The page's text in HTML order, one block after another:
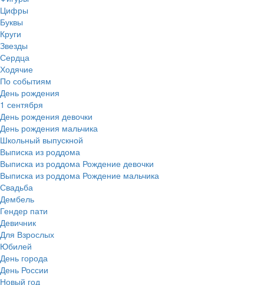
Цифры
Буквы
Круги
Звезды
Сердца
Ходячие
По событиям
День рождения
1 сентября
День рождения девочки
День рождения мальчика
Школьный выпускной
Выписка из роддома
Выписка из роддома Рождение девочки
Выписка из роддома Рождение мальчика
Свадьба
Дембель
Гендер пати
Девичник
Для Взрослых
Юбилей
День города
День России
Новый год